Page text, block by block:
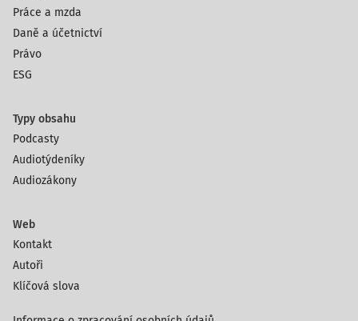
Práce a mzda
Daně a účetnictví
Právo
ESG
Typy obsahu
Podcasty
Audiotýdeníky
Audiozákony
Web
Kontakt
Autoři
Klíčová slova